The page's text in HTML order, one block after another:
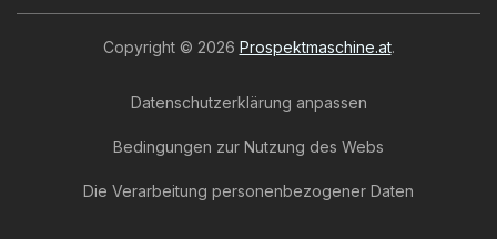
Copyright © 2026 Prospektmaschine.at.
Datenschutzerklärung anpassen
Bedingungen zur Nutzung des Webs
Die Verarbeitung personenbezogener Daten